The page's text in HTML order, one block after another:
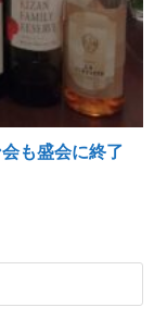
も盛会に終了